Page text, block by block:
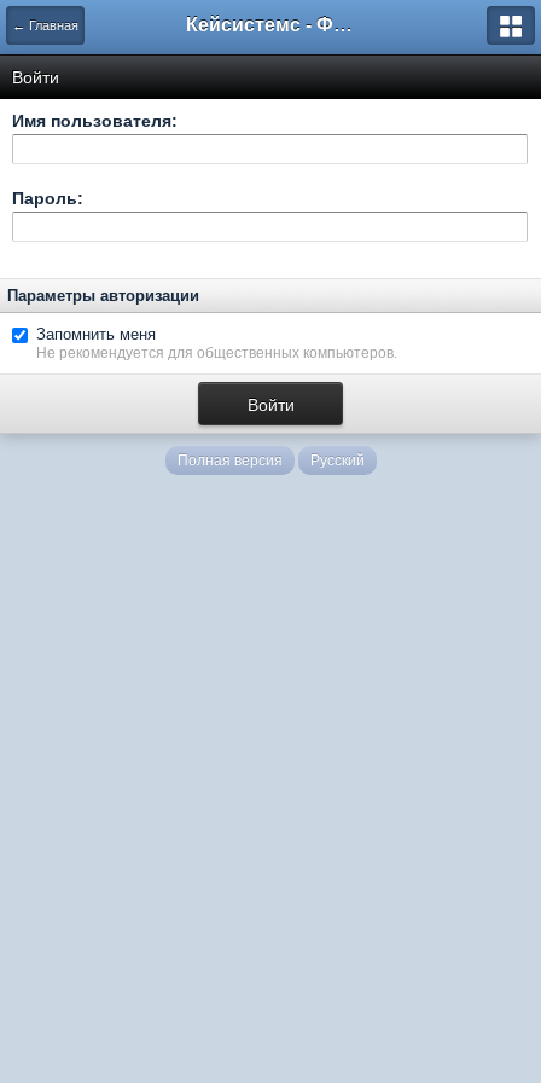
← Главная Кейсистемс - Форумы
Войти
Имя пользователя:
Пароль:
Параметры авторизации
Запомнить меня
Не рекомендуется для общественных компьютеров.
Полная версия Русский